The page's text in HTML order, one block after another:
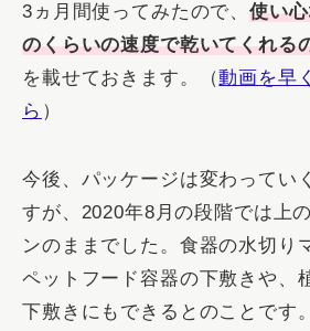
3ヵ月間使ってみたので、使い
のくらいの速度で乾いてくれる
を載せておきます。（動画を早
ら ）
今後、パッケージは変わってい
すが、2020年8月の段階では上
ンのままでした。食器の水切り
ペットフード容器の下敷きや、
下敷きにもできるとのことです。